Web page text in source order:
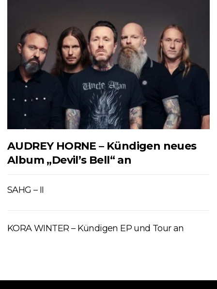
AUDREY HORNE – Kündigen neues
Album „Devil’s Bell“ an
SAHG – II
KORA WINTER – Kündigen EP und Tour an